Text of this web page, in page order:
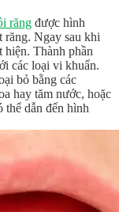
răng được hình
răng. Ngay sau khi
hiện. Thành phần
các loại vi khuẩn.
bỏ bằng các
hay tăm nước, hoặc
thể dẫn đến hình